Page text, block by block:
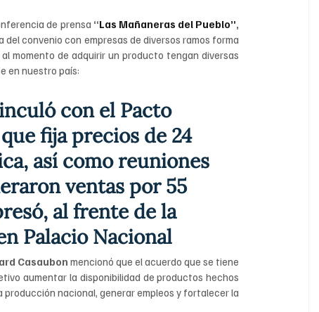
de prensa “Las Mañaneras del Pueblo”
del convenio con empresas de diversos ramos forma
momento de adquirir un producto tengan diversas
en nuestro país:
con el Pacto
fija precios de 24
así como reuniones
ventas por 55
al frente de la
Palacio Nacional
Casaubon mencionó que el acuerdo que se tiene
aumentar la disponibilidad de productos hechos
nacional, generar empleos y fortalecer la